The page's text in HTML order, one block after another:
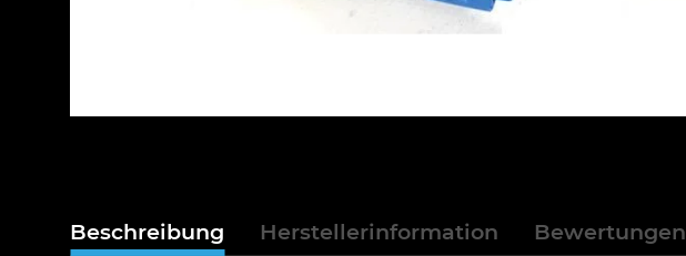
Beschreibung Herstellerinformation Bewertungen